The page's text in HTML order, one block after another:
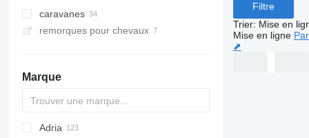
caravanes
remorques pour chevaux
Marque
Adria
Filtre
Trier: Mise en
Mise en ligne
⬈